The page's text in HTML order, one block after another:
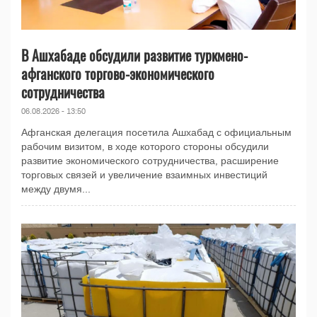
В Ашхабаде обсудили развитие туркмено-
афганского торгово-экономического
сотрудничества
06.08.2026 - 13:50
Афганская делегация посетила Ашхабад с официальным
рабочим визитом, в ходе которого стороны обсудили
развитие экономического сотрудничества, расширение
торговых связей и увеличение взаимных инвестиций
между двумя...